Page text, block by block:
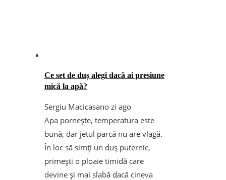
Ce set de duș alegi dacă ai presiune
mică la apă?
Sergiu Macicasano zi ago
Apa pornește, temperatura este
bună, dar jetul parcă nu are vlagă.
În loc să simți un duș puternic,
primești o ploaie timidă care
devine și mai slabă dacă cineva